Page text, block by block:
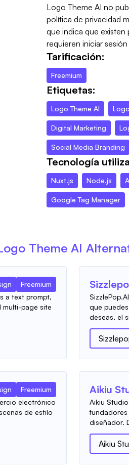
Logo Theme AI no
política de privacidad
que indica que
requieren iniciar
Tarificación:
Freemium
Etiquetas:
Logo Theme AI
Digital Marketing
Social Media Branding
Tecnología
Nuxt.js Node.js
Google Tag Manager
Theme AI
Freemium
a text prompt,
multi-page site
que
deseas, el
Freemium
electrónico
de estilo
Aikiu
Aikiu
diseñador.
Aikiu